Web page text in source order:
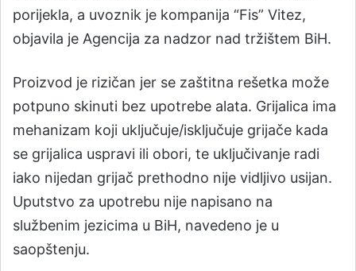
porijekla, a uvoznik je kompanija “Fis” Vitez,
objavila je Agencija za nadzor nad tržištem BiH.
Proizvod je rizičan jer se zaštitna rešetka može
potpuno skinuti bez upotrebe alata. Grijalica ima
mehanizam koji uključuje/isključuje grijače kada
se grijalica uspravi ili obori, te uključivanje radi
iako nijedan grijač prethodno nije vidljivo usijan.
Uputstvo za upotrebu nije napisano na
službenim jezicima u BiH, navedeno je u
saopštenju.